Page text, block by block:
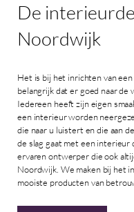
De
Noordwijk
Het is bij het inrichten van
belangrijk dat er goed naar de
Iedereen heeft zijn eigen
een interieur worden
die naar u luistert en die aan
de slag gaat met een interieur
ervaren ontwerper die ook
Noordwijk. We maken bij het
mooiste producten van